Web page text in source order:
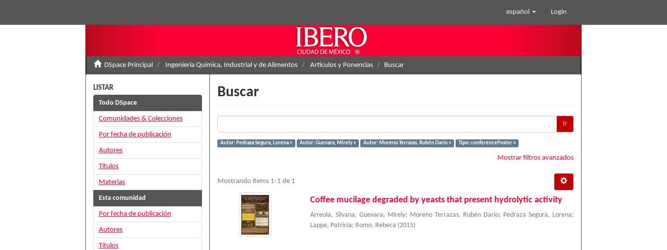
español Login
DSpace Principal Ingeniería Química, Industrial y de Alimentos Artículos y Ponencias Buscar
Buscar
Ir
Autor: Pedraza Segura, Lorena × Autor: Guevara, Mirely × Autor: Moreno Terrazas, Rubén Dario × Tipo: conferencePoster ×
Mostrar filtros avanzados
Mostrando ítems 1-1 de 1
Coffee mucilage degraded by yeasts that present hydrolytic activity
Arreola, Silvana; Guevara, Mirely; Moreno Terrazas, Rubén Dario; Pedraza Segura, Lorena;
Lappe, Patricia; Romo, Rebeca (2015)
LISTAR
Todo DSpace
Comunidades & Colecciones
Por fecha de publicación
Autores
Títulos
Materias
Esta comunidad
Por fecha de publicación
Autores
Títulos